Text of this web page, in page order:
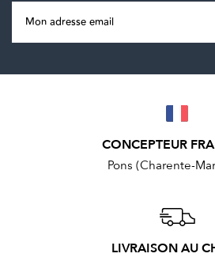
CONCEPTEUR
Pons (Charente-
LIVRAISON AU